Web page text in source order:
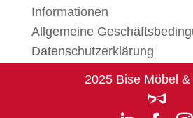
Informationen
Allgemeine
Datenschutzerklärung
2025 Bise Möbel &